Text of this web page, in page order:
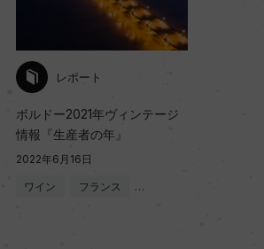
レポート
ボルドー2021年ヴィンテージ
情報『生産者の年』
2022年6月16日
ワイン フランス …